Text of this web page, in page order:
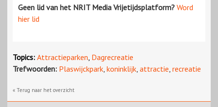
Geen lid van het NRIT Media Vrijetijdsplatform? Word
hier lid
Topics: Attractieparken, Dagrecreatie
Trefwoorden: Plaswijckpark, koninklijk, attractie, recreatie
« Terug naar het overzicht